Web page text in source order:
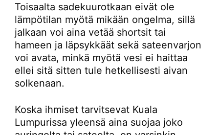
Toisaalta sadekuurotkaan eivät ole
lämpötilan myötä mikään ongelma, sillä
jalkaan voi aina vetää shortsit tai
hameen ja läpsykkäät sekä sateenvarjon
voi avata, minkä myötä vesi ei haittaa
ellei sitä sitten tule hetkellisesti aivan
solkenaan.
Koska ihmiset tarvitsevat Kuala
Lumpurissa yleensä aina suojaa joko